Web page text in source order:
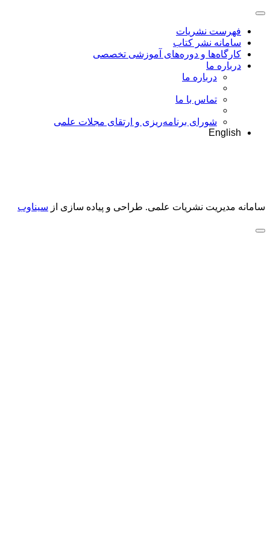
فهرست نشریات
سامانه نشر کتاب
کارگاه‌ها و دوره‌های آموزشی تخصصی
درباره ما
درباره ما
تماس با ما
شورای برنامه‌ریزی و ارتقای مجلات علمی
English
سامانه مدیریت نشریات علمی. طراحی و پیاده سازی از سیناوب